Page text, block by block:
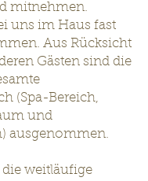
mitnehmen.
uns im Haus fast
Aus Rücksicht
Gästen sind die
(Spa-Bereich,
und
ausgenommen.
die weitläufige